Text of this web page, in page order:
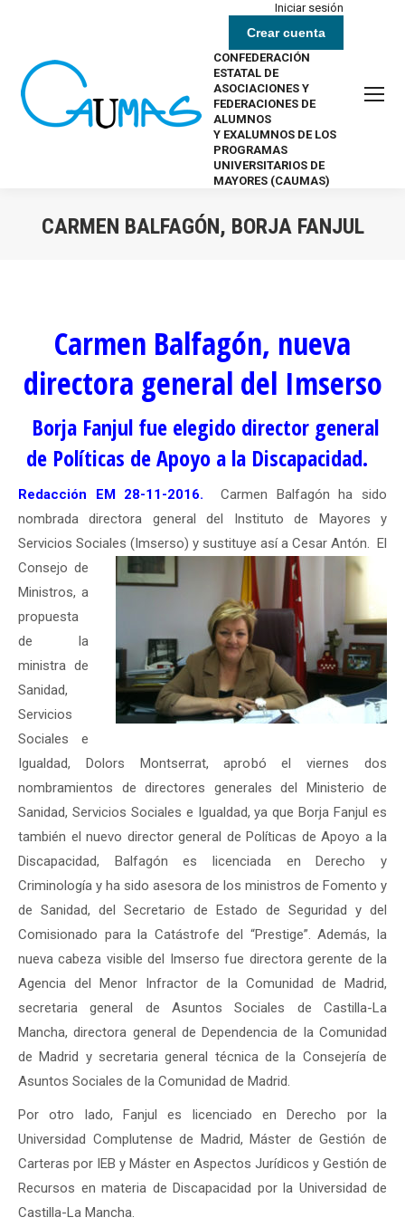
Iniciar sesión
Crear cuenta
CONFEDERACIÓN
ESTATAL DE
ASOCIACIONES Y
FEDERACIONES DE
ALUMNOS
Y EXALUMNOS DE LOS
PROGRAMAS
UNIVERSITARIOS DE
MAYORES (CAUMAS)
CARMEN BALFAGÓN, BORJA FANJUL
Carmen Balfagón, nueva
directora general del Imserso
Borja Fanjul fue elegido director general
de Políticas de Apoyo a la Discapacidad.
Redacción EM 28-11-2016. Carmen Balfagón ha sido
nombrada directora general del Instituto de Mayores y
Servicios Sociales (Imserso) y sustituye así a Cesar Antón. El
Consejo de
Ministros, a
propuesta
de la
ministra de
Sanidad,
Servicios
Sociales e
Igualdad, Dolors Montserrat, aprobó el viernes dos
nombramientos de directores generales del Ministerio de
Sanidad, Servicios Sociales e Igualdad, ya que Borja Fanjul es
también el nuevo director general de Políticas de Apoyo a la
Discapacidad, Balfagón es licenciada en Derecho y
Criminología y ha sido asesora de los ministros de Fomento y
de Sanidad, del Secretario de Estado de Seguridad y del
Comisionado para la Catástrofe del “Prestige”. Además, la
nueva cabeza visible del Imserso fue directora gerente de la
Agencia del Menor Infractor de la Comunidad de Madrid,
secretaria general de Asuntos Sociales de Castilla-La
Mancha, directora general de Dependencia de la Comunidad
de Madrid y secretaria general técnica de la Consejería de
Asuntos Sociales de la Comunidad de Madrid.
Por otro lado, Fanjul es licenciado en Derecho por la
Universidad Complutense de Madrid, Máster de Gestión de
Carteras por IEB y Máster en Aspectos Jurídicos y Gestión de
Recursos en materia de Discapacidad por la Universidad de
Castilla-La Mancha.